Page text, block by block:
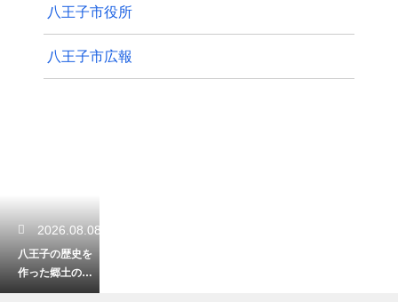
八王子市役所
八王子市広報
2026.08.08
八王子の歴史を
作った郷土の偉
人の一覧を紹